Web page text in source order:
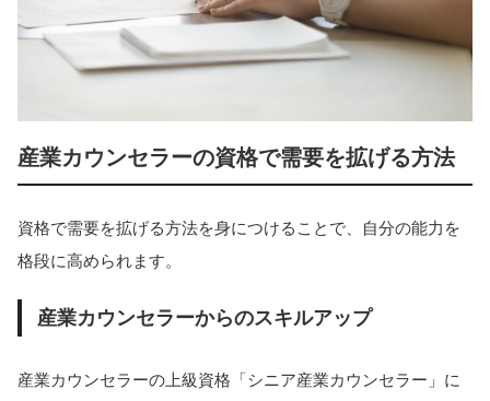
産業カウンセラーの資格で需要を拡げる方法
資格で需要を拡げる方法を身につけることで、自分の能力を
格段に高められます。
産業カウンセラーからのスキルアップ
産業カウンセラーの上級資格「シニア産業カウンセラー」に